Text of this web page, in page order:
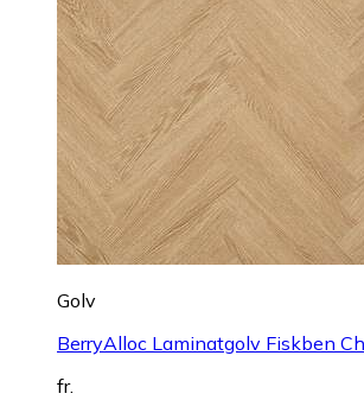
Golv
BerryAlloc Laminatgolv Fiskben
fr.